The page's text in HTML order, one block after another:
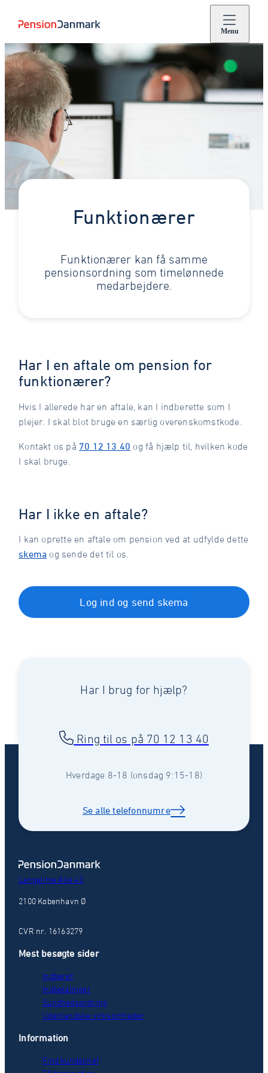
Menu
Funktionærer
Funktionærer kan få samme
pensionsordning som timelønnede
medarbejdere.
Har I en aftale om pension for
funktionærer?
Hvis I allerede har en aftale, kan I indberette som I
plejer. I skal blot bruge en særlig overenskomstkode.
Kontakt os på 70 12 13 40 og få hjælp til, hvilken kode
I skal bruge.
Har I ikke en aftale?
I kan oprette en aftale om pension ved at udfylde dette
skema og sende det til os.
Log ind og send skema
Har I brug for hjælp?
Ring til os på 70 12 13 40
Hverdage 8-18 (onsdag 9:15-18)
Se alle telefonnumre
Langelinie Allé 43
2100 København Ø
CVR nr. 16163279
Mest besøgte sider
Indberet
Indbetalinger
Sundhedsordning
Udenlandske virksomheder
Information
Find kundechef